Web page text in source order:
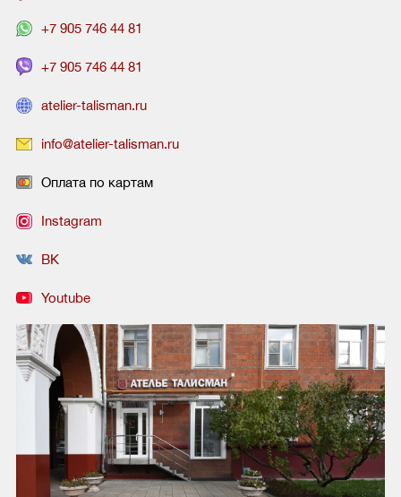
+7 905 746 44 81
+7 905 746 44 81
atelier-talisman.ru
info@atelier-talisman.ru
Оплата по картам
Instagram
ВК
Youtube